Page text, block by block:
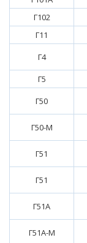
Г102
Г11
Г4
Г5
Г50
Г50-М
Г51
Г51
Г51А
Г51А-М